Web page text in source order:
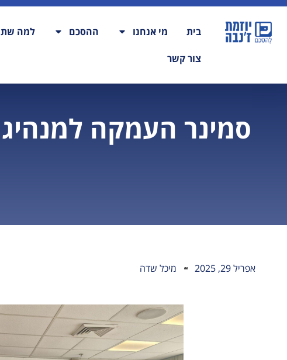
בית מי אנחנו ההסכם למה
צור קשר
סמינר העמקה
אפריל 29, 2025 מיכל שדה